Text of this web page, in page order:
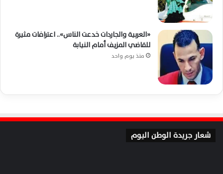
«العربية والجاردات خدعت الناس».. اعترافات مثيرة
للقاضي المزيف أمام النيابة
منذ يوم واحد
شعار جريدة الوطن اليوم